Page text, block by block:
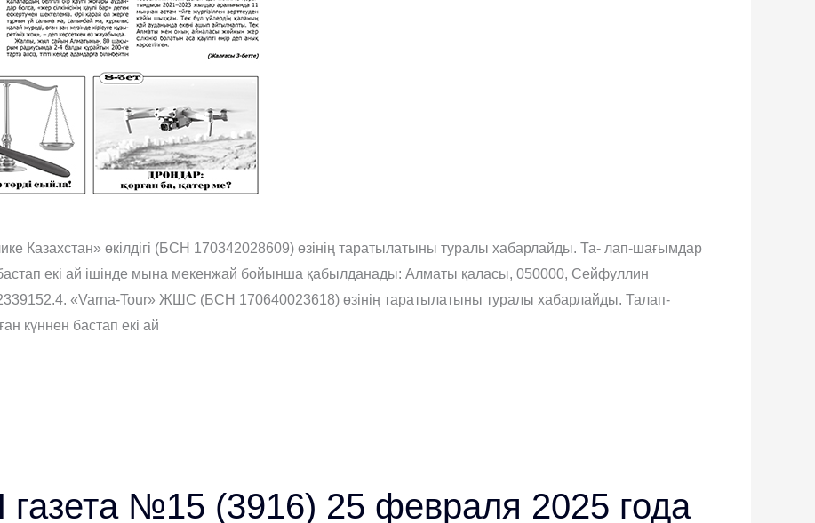
Казахстан» өкілдігі (БСН 170342028609) өзінің таратылатыны туралы хабарлайды. Та- лап-шағымдар
екі ай ішінде мына мекенжай бойынша қабылданады: Алматы қаласы, 050000, Сейфуллин
«Varna-Tour» ЖШС (БСН 170640023618) өзінің таратылатыны туралы хабарлайды. Талап-
күннен бастап екі ай
№15 (3916) 25 февраля 2025 года